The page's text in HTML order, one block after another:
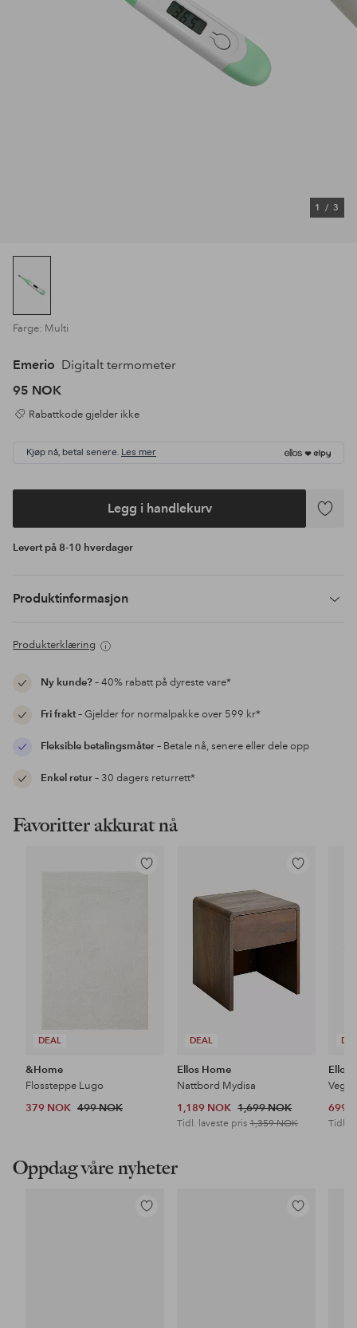
1 / 3
Farge: Multi
Emerio Digitalt termometer
95 NOK
Rabattkode gjelder ikke
Kjøp nå, betal senere. Les mer
Legg i handlekurv
Legg
Levert på 8-10 hverdager
Produktinformasjon
Produkterklæring
Ny kunde?– 40% rabatt på dyreste vare*
Fri frakt– Gjelder for normalpakke over 599 kr*
Fleksible betalingsmåter– Betale nå, senere eller dele opp
Enkel retur– 30 dagers returrett*
Favoritter akkurat nå
DEAL
Legg
&Home
Flossteppe Lugo
379 NOK 499 NOK
DEAL
Legg
favoritter
Ellos Home
Nattbord Mydisa
1,189 NOK 1,699 NOK
Tidl. laveste pris1,359 NOK
Ellos
699
Tidl.
Oppdag våre nyheter
Legg
Legg